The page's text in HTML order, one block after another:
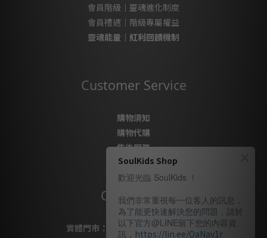
會員階級｜靈魂進化制度
會員禮遇｜階級專屬權益
靈魂能量｜紅利回饋機制
Customer Service
購物須知
購物代購
售後服務
隱私政策
Contact Us
實體門市：
桃園市桃園區復興路69號
SoulKids Shop
歡迎光臨 SoulKids ！
我們非常重視每一位客人的訊息，
為了能更快速解決您的問題，請於
以下官方@LINE留下您的內容資
訊， https://lin.ee/QaNav1r